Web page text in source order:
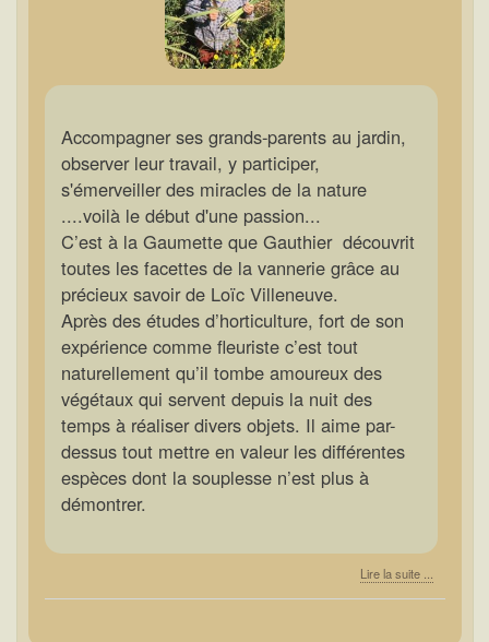
Accompagner ses grands-parents au jardin,
observer leur travail, y participer,
s'émerveiller des miracles de la nature
....voilà le début d'une passion...
C’est à la Gaumette que Gauthier découvrit
toutes les facettes de la vannerie grâce au
précieux savoir de Loïc Villeneuve.
Après des études d’horticulture, fort de son
expérience comme fleuriste c’est tout
naturellement qu’il tombe amoureux des
végétaux qui servent depuis la nuit des
temps à réaliser divers objets. Il aime par-
dessus tout mettre en valeur les différentes
espèces dont la souplesse n’est plus à
démontrer.
Lire la suite ...